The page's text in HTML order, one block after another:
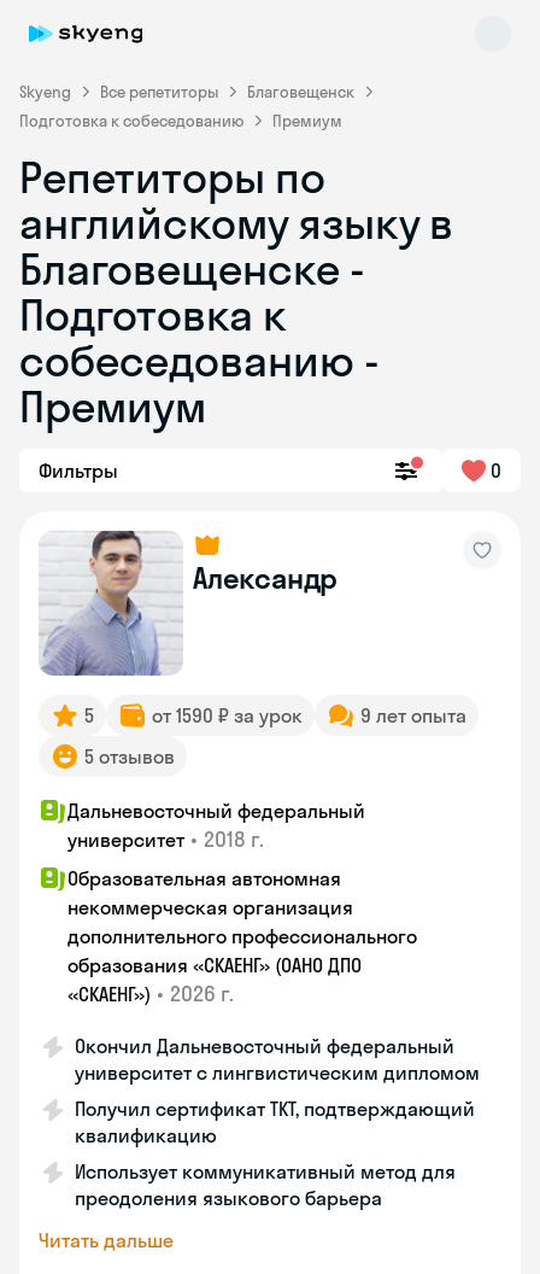
Skyeng Все репетиторы
Благовещенск
Подготовка к собеседованию
Премиум
Репетиторы по
английскому языку в
Благовещенске -
Подготовка к
собеседованию -
Премиум
Фильтры 0
Александр
5 от 1590 ₽ за урок
9 лет опыта
5 отзывов
Дальневосточный федеральный
университет • 2018 г.
Образовательная автономная
некоммерческая организация
дополнительного профессионального
образования «СКАЕНГ» (ОАНО ДПО
«СКАЕНГ») • 2026 г.
Окончил Дальневосточный федеральный
университет с лингвистическим дипломом
Получил сертификат TKT, подтверждающий
квалификацию
Использует коммуникативный метод для
преодоления языкового барьера
Читать дальше
Skyeng Chat
online